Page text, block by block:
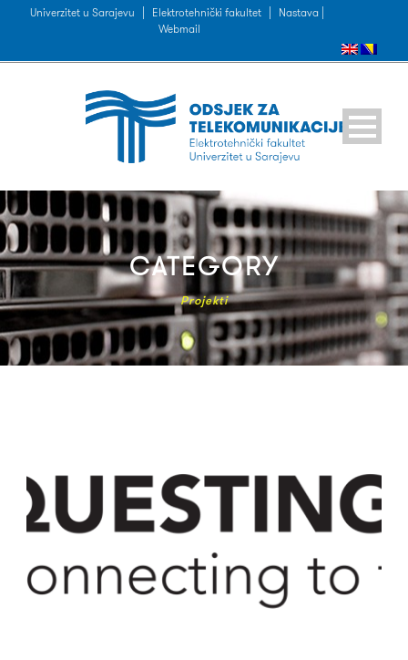
Univerzitet u Sarajevu Elektrotehnički fakultet
Nastava |
Webmail
CATEGORY
Projekti